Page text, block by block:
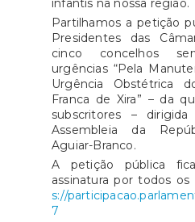
infantis na nossa região.
Partilhamos a petição
Presidentes das
cinco concelhos
urgências “Pela
Urgência Obstétrica
Franca de Xira” – da
subscritores –
Assembleia da
Aguiar-Branco.
A petição pública
assinatura por todos os
s://
7